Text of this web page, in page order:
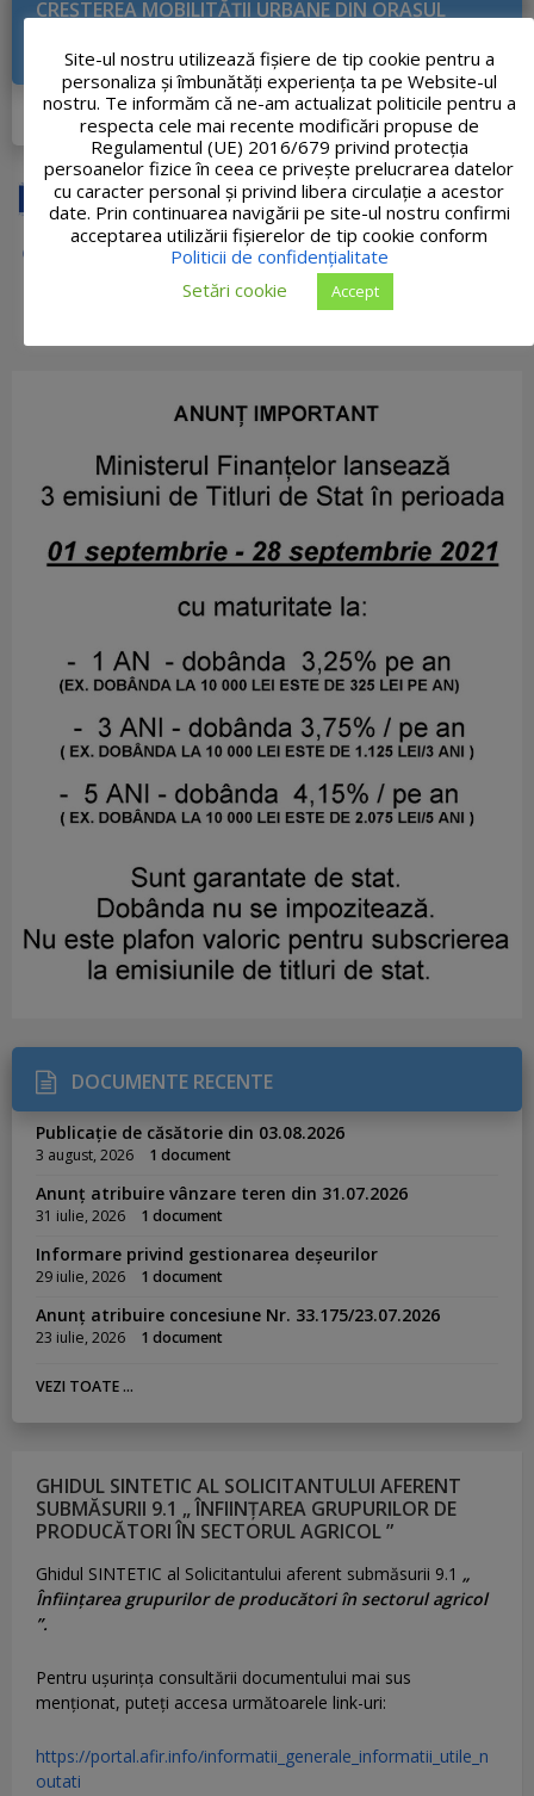
CREŞTEREA MOBILITĂŢII URBANE DIN ORAŞUL
MOBILITATE PE DIRECŢIA NORD-VEST
DETALII PROIECT
DOCUMENTE RECENTE
Publicație de căsătorie din 03.08.2026
3 august, 2026 1 document
Anunț atribuire vânzare teren din 31.07.2026
31 iulie, 2026 1 document
Informare privind gestionarea deșeurilor
29 iulie, 2026 1 document
Anunț atribuire concesiune Nr. 33.175/23.07.2026
23 iulie, 2026 1 document
VEZI TOATE ...
GHIDUL SINTETIC AL SOLICITANTULUI AFERENT
SUBMĂSURII 9.1 „ ÎNFIINȚAREA GRUPURILOR DE
PRODUCĂTORI ÎN SECTORUL AGRICOL ”
Ghidul SINTETIC al Solicitantului aferent submăsurii 9.1 „
Înființarea grupurilor de producători în sectorul agricol
”.
Pentru uşurinţa consultării documentului mai sus
menţionat, puteţi accesa următoarele link-uri:
https://portal.afir.info/informatii_generale_informatii_utile_n
outati
Site-ul nostru utilizează fişiere de tip cookie pentru a
personaliza și îmbunătăți experiența ta pe Website-ul
nostru. Te informăm că ne-am actualizat politicile pentru a
respecta cele mai recente modificări propuse de
Regulamentul (UE) 2016/679 privind protecția
persoanelor fizice în ceea ce privește prelucrarea datelor
cu caracter personal și privind libera circulație a acestor
date. Prin continuarea navigării pe site-ul nostru confirmi
acceptarea utilizării fişierelor de tip cookie conform
Politicii de confidențialitate
Setări cookie
Accept